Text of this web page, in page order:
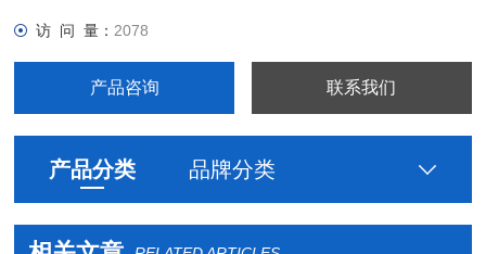
访 问 量： 2078
产品咨询 联系我们
产品分类 品牌分类